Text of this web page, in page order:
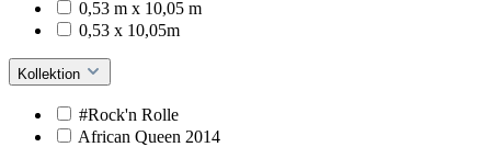
0,53 m x 10,05 m
0,53 x 10,05m
Kollektion
#Rock'n Rolle
African Queen 2014